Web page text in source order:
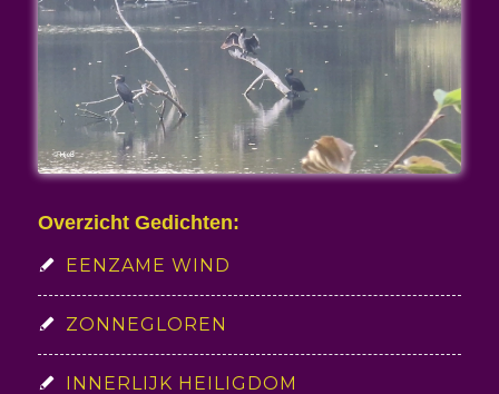
Overzicht Gedichten:
EENZAME WIND
ZONNEGLOREN
INNERLIJK HEILIGDOM